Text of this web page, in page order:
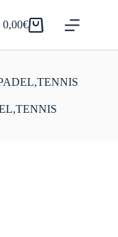
Carrello
0,00€